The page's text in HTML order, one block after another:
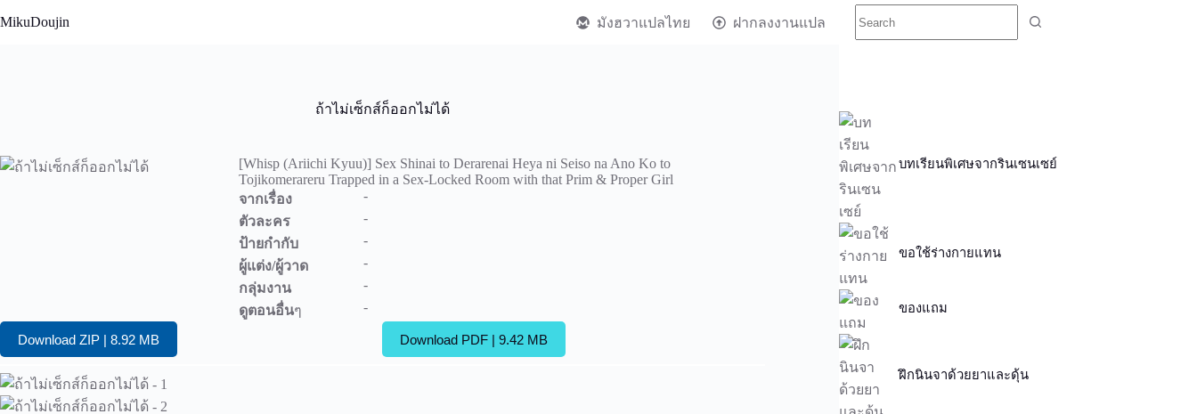
to
MikuDoujin มังฮวาแปลไทย ฝากลงงานแปล
ถ้าไม่เซ็กส์ก็ออกไม่ได้
[Whisp (Ariichi Kyuu)] Sex Shinai to Derarenai Heya ni Seiso na Ano Ko to
Tojikomerareru Trapped in a Sex-Locked Room with that Prim & Proper Girl
จากเรื่อง
-
ตัวละคร
-
ป้ายกำกับ
-
ผู้แต่ง/ผู้วาด
-
กลุ่มงาน
-
ดูตอนอื่นๆ -
Download ZIP | 8.92 MB Download PDF | 9.42 MB
บทเรียนพิเศษจากรินเซนเซย์
ขอใช้ร่างกายแทน
ของแถม
ฝึกนินจาด้วยยาและดุ้น